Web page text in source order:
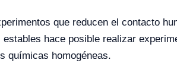
que reducen el contacto
hace posible realizar
químicas homogéneas.